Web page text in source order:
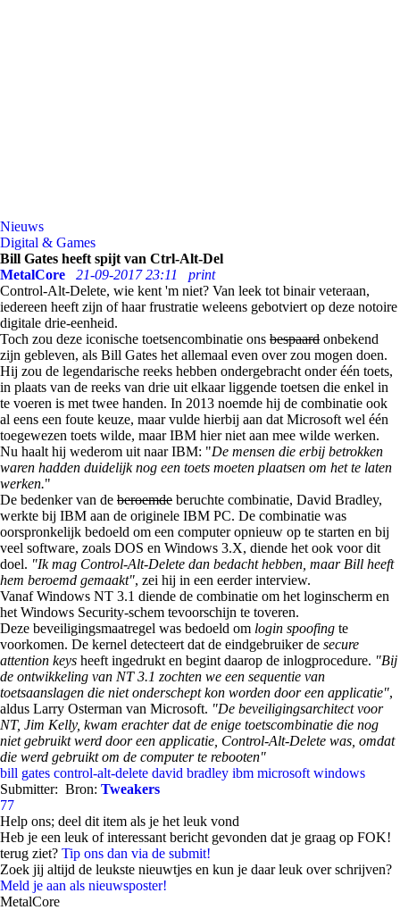
Nieuws
Digital & Games
Bill Gates heeft spijt van Ctrl-Alt-Del
MetalCore
21-09-2017 23:11
print
Control-Alt-Delete, wie kent 'm niet? Van leek tot binair veteraan,
iedereen heeft zijn of haar frustratie weleens gebotviert op deze notoire
digitale drie-eenheid.
Toch zou deze iconische toetsencombinatie ons bespaard onbekend
zijn gebleven, als Bill Gates het allemaal even over zou mogen doen.
Hij zou de legendarische reeks hebben ondergebracht onder één toets,
in plaats van de reeks van drie uit elkaar liggende toetsen die enkel in
te voeren is met twee handen. In 2013 noemde hij de combinatie ook
al eens een foute keuze, maar vulde hierbij aan dat Microsoft wel één
toegewezen toets wilde, maar IBM hier niet aan mee wilde werken.
Nu haalt hij wederom uit naar IBM: "De mensen die erbij betrokken
waren hadden duidelijk nog een toets moeten plaatsen om het te laten
werken."
De bedenker van de beroemde beruchte combinatie, David Bradley,
werkte bij IBM aan de originele IBM PC. De combinatie was
oorspronkelijk bedoeld om een computer opnieuw op te starten en bij
veel software, zoals DOS en Windows 3.X, diende het ook voor dit
doel. "Ik mag Control-Alt-Delete dan bedacht hebben, maar Bill heeft
hem beroemd gemaakt", zei hij in een eerder interview.
Vanaf Windows NT 3.1 diende de combinatie om het loginscherm en
het Windows Security-schem tevoorschijn te toveren.
Deze beveiligingsmaatregel was bedoeld om login spoofing te
voorkomen. De kernel detecteert dat de eindgebruiker de secure
attention keys heeft ingedrukt en begint daarop de inlogprocedure. "Bij
de ontwikkeling van NT 3.1 zochten we een sequentie van
toetsaanslagen die niet onderschept kon worden door een applicatie",
aldus Larry Osterman van Microsoft. "De beveiligingsarchitect voor
NT, Jim Kelly, kwam erachter dat de enige toetscombinatie die nog
niet gebruikt werd door een applicatie, Control-Alt-Delete was, omdat
die werd gebruikt om de computer te rebooten"
bill gates control-alt-delete david bradley ibm microsoft windows
Submitter: Bron: Tweakers
77
Help ons; deel dit item als je het leuk vond
Heb je een leuk of interessant bericht gevonden dat je graag op FOK!
terug ziet? Tip ons dan via de submit!
Zoek jij altijd de leukste nieuwtjes en kun je daar leuk over schrijven?
Meld je aan als nieuwsposter!
MetalCore